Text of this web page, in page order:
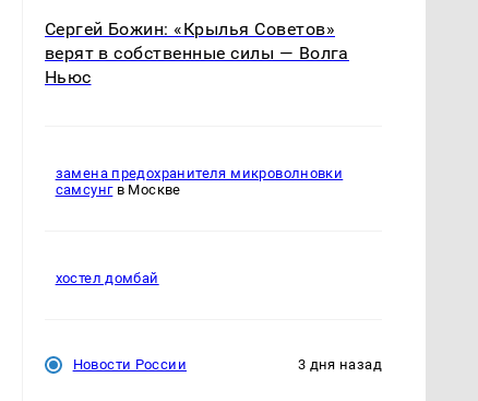
Сергей Божин: «Крылья Советов»
верят в собственные силы — Волга
Ньюс
замена предохранителя микроволновки
самсунгв Москве
хостел домбай
Новости России 3 дня назад